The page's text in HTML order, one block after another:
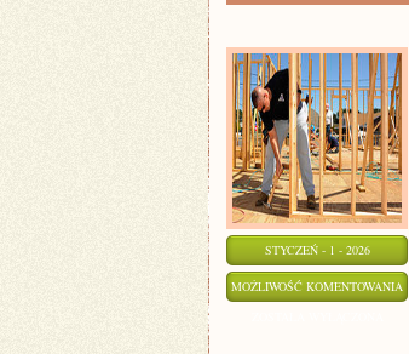
STYCZEŃ - 1 - 2026
MOŻLIWOŚĆ KOMENTOWANIA